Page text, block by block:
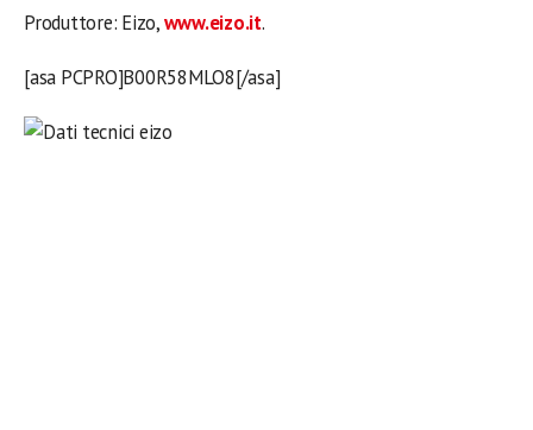
Produttore: Eizo,www.eizo.it.
[asa PCPRO]B00R58MLO8[/asa]